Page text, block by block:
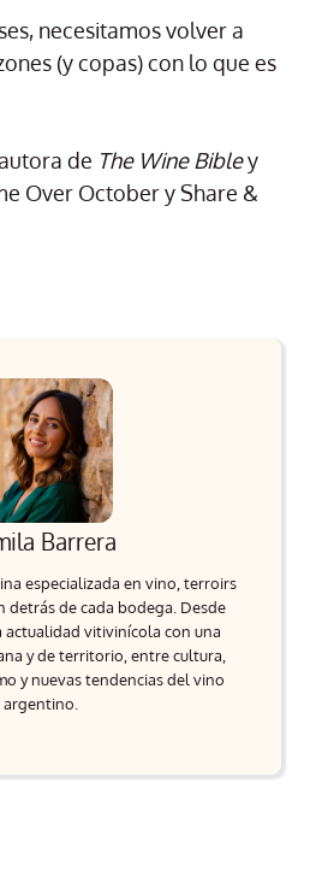
necesitamos volver a
(y copas) con lo que es
de The Wine Bibley
Over October y Share &
Barrera
especializada en vino, terroirs
detrás de cada bodega. Desde
actualidad vitivinícola con una
y de territorio, entre cultura,
y nuevas tendencias del vino
argentino.